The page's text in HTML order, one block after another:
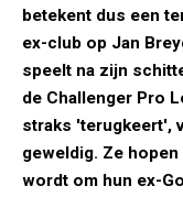
betekent dus een
ex-club op Jan
speelt na zijn
de Challenger Pro
straks 'terugkeert',
geweldig. Ze
wordt om hun ex-